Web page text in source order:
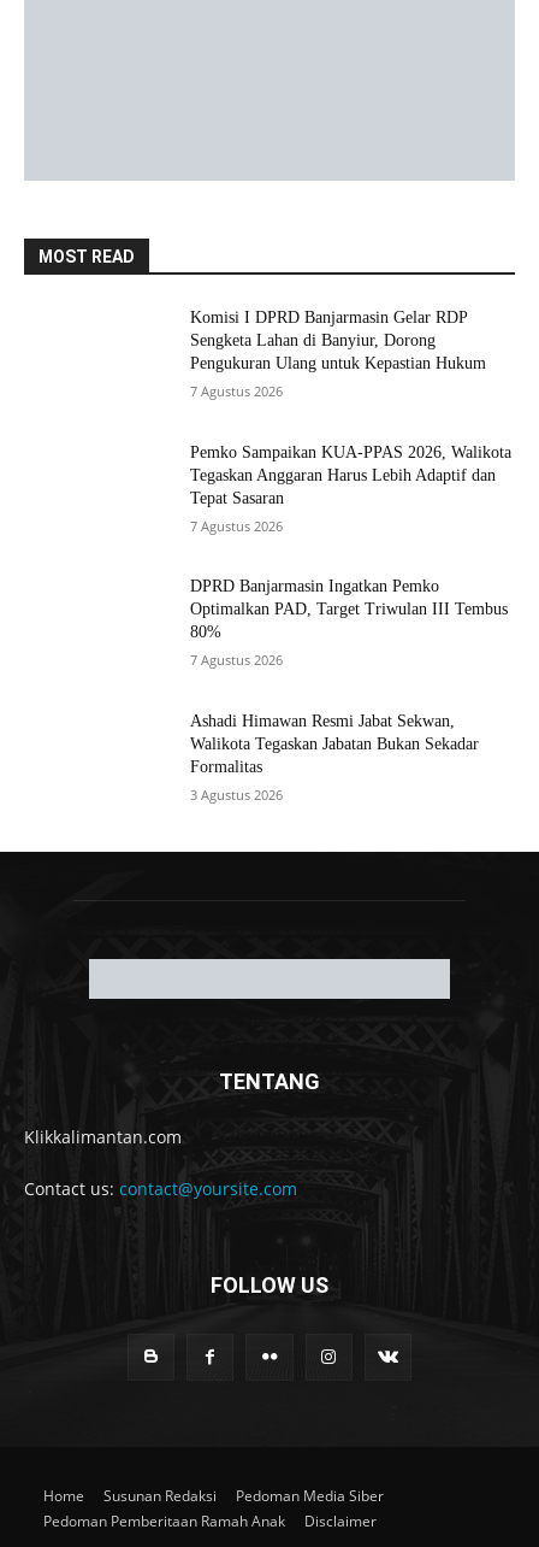
MOST READ
Komisi I DPRD Banjarmasin Gelar RDP
Sengketa Lahan di Banyiur, Dorong
Pengukuran Ulang untuk Kepastian Hukum
7 Agustus 2026
Pemko Sampaikan KUA-PPAS 2026, Walikota
Tegaskan Anggaran Harus Lebih Adaptif dan
Tepat Sasaran
7 Agustus 2026
DPRD Banjarmasin Ingatkan Pemko
Optimalkan PAD, Target Triwulan III Tembus
80%
7 Agustus 2026
Ashadi Himawan Resmi Jabat Sekwan,
Walikota Tegaskan Jabatan Bukan Sekadar
Formalitas
3 Agustus 2026
TENTANG
Klikkalimantan.com
Contact us: contact@yoursite.com
FOLLOW US
Home Susunan Redaksi
Pedoman Media Siber
Pedoman Pemberitaan Ramah Anak
Disclaimer